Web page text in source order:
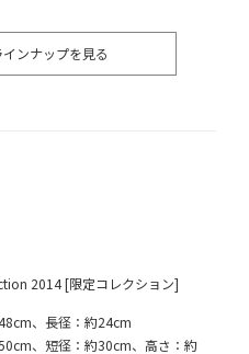
ンナップを見る
2014 [限定コレクション]
、長径：約24cm
、短径：約30cm、高さ：約